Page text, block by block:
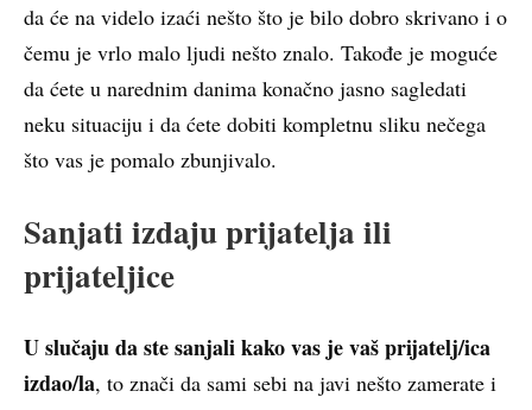
da će na videlo izaći nešto što je bilo dobro skrivano i o
čemu je vrlo malo ljudi nešto znalo. Takođe je moguće
da ćete u narednim danima konačno jasno sagledati
neku situaciju i da ćete dobiti kompletnu sliku nečega
što vas je pomalo zbunjivalo.
Sanjati izdaju prijatelja ili
prijateljice
U slučaju da ste sanjali kako vas je vaš prijatelj/ica
izdao/la, to znači da sami sebi na javi nešto zamerate i